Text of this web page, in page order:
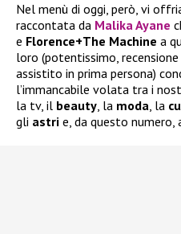
Nel menù di oggi, però, vi
raccontata da Malika Ayane
e Florence+The Machine a
loro (potentissimo,
assistito in prima persona)
l’immancabile volata tra i
la tv, il beauty, la moda, la
gli astri e, da questo numero,